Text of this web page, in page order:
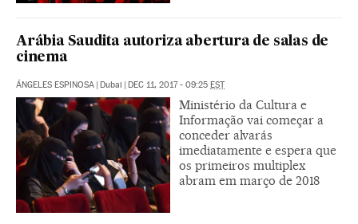
Arábia Saudita autoriza abertura de salas de
cinema
ÁNGELES ESPINOSA Dubai DEC 11, 2017 - 09:25 EST
Ministério da Cultura e
Informação vai começar a
conceder alvarás
imediatamente e espera que
os primeiros multiplex
abram em março de 2018